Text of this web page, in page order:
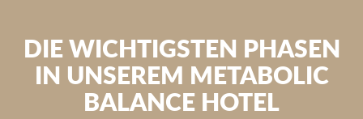
Leber- und Gallenbeschwerden
Nieren- und Blasenleiden
Verdauungsbeschwerden
Leistungs- und Antriebsschwäche
Hormonstörungen/Wechseljahresbeschwerden
Laborwerte ermittelt. Darauf aufbauend werden die
individuellen Ernährungspläne vom Metabolic Balance
Institut erstellt und der Körper wird schonend auf die
bevorstehende Ernährungsumstellung vorbereitet.
Phase II: Strenge Umstellungsphase
DIE WICHTIGSTEN PHASEN
IN UNSEREM METABOLIC
BALANCE HOTEL